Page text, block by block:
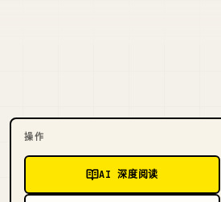
操作
AI 深度阅读